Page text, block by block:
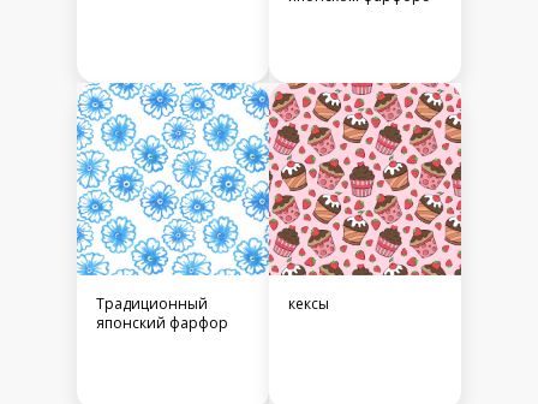
Традиционный
японский фарфор
кексы